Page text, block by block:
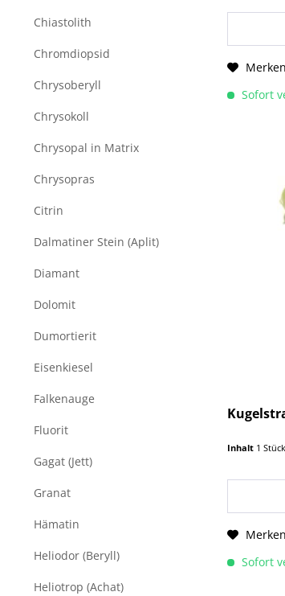
Chiastolith
Chromdiopsid
Chrysoberyll
Chrysokoll
Chrysopal in Matrix
Chrysopras
Citrin
Dalmatiner Stein (Aplit)
Diamant
Dolomit
Dumortierit
Eisenkiesel
Falkenauge
Fluorit
Gagat (Jett)
Granat
Hämatin
Heliodor (Beryll)
Heliotrop (Achat)
Merken
Sofort
Inhalt 1 Stück
Merken
Sofort